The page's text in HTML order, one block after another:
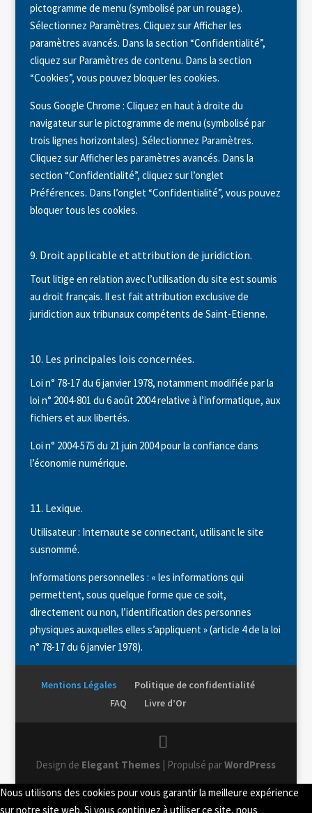
pictogramme de menu (symbolisé par un rouage).
Sélectionnez Paramètres. Cliquez sur Afficher les
paramètres avancés. Dans la section “Confidentialité”,
cliquez sur Paramètres de contenu. Dans la section
“Cookies”, vous pouvez bloquer les cookies.
Sous Google Chrome : Cliquez en haut à droite du
navigateur sur le pictogramme de menu (symbolisé par
trois lignes horizontales). Sélectionnez Paramètres.
Cliquez sur Afficher les paramètres avancés. Dans la
section “Confidentialité”, cliquez sur l’onglet
Préférences. Dans l’onglet “Confidentialité”, vous pouvez
bloquer tous les cookies.
9. Droit applicable et attribution de juridiction.
Tout litige en relation avec l’utilisation du site est soumis
au droit français. Il est fait attribution exclusive de
juridiction aux tribunaux compétents de Saint-Etienne.
10. Les principales lois concernées.
Loi n° 78-17 du 6 janvier 1978, notamment modifiée par la
loi n° 2004-801 du 6 août 2004 relative à l’informatique, aux
fichiers et aux libertés.
Loi n° 2004-575 du 21 juin 2004 pour la confiance dans
l’économie numérique.
11. Lexique.
Utilisateur : Internaute se connectant, utilisant le site
susnommé.
Informations personnelles : « les informations qui
permettent, sous quelque forme que ce soit,
directement ou non, l’identification des personnes
physiques auxquelles elles s’appliquent » (article 4 de la loi
n° 78-17 du 6 janvier 1978).
Mentions Légales
Politique de confidentialité
FAQ
Livre d’Or
Design de Elegant Themes | Propulsé parWordPress
Nous utilisons des cookies pour vous garantir la meilleure expérience
sur notre site web. Si vous continuez à utiliser ce site, nous